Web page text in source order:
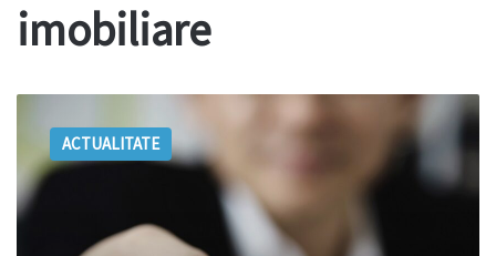
imobiliare
totală!
ce
nu
se
ACTUALITATE